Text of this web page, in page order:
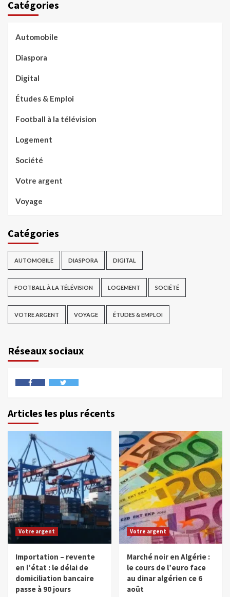
Catégories
Automobile
Diaspora
Digital
Études & Emploi
Football à la télévision
Logement
Société
Votre argent
Voyage
Catégories
AUTOMOBILE DIASPORA DIGITAL
FOOTBALL À LA TÉLÉVISION LOGEMENT SOCIÉTÉ
VOTRE ARGENT VOYAGE ÉTUDES & EMPLOI
Réseaux sociaux
Articles les plus récents
Votre argent
Importation – revente
en l’état : le délai de
domiciliation bancaire
passe à 90 jours
Votre argent
Marché noir en Algérie :
le cours de l’euro face
au dinar algérien ce 6
août